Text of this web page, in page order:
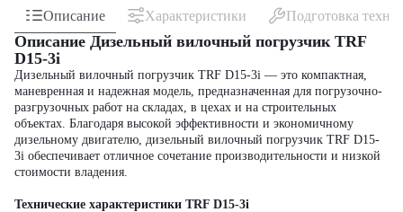
Описание Характеристики Подготовка
Описание Дизельный вилочный погрузчик TRF
D15-3i
Дизельный вилочный погрузчик TRF D15-3i — это компактная,
маневренная и надежная модель, предназначенная для погрузочно-
разгрузочных работ на складах, в цехах и на строительных
объектах. Благодаря высокой эффективности и экономичному
дизельному двигателю, дизельный вилочный погрузчик TRF D15-
3i обеспечивает отличное сочетание производительности и низкой
стоимости владения.
Технические характеристики TRF D15-3i